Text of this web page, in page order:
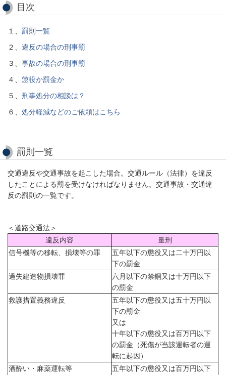
目次
１、 罰則一覧
２、 違反の場合の刑事罰
３、 事故の場合の刑事罰
４、 懲役か罰金か
５、 刑事処分の相談は？
６、 処分軽減などのご依頼はこちら
罰則一覧
交通違反や交通事故を起こした場合。交通ルール（法律）を違反
したことによる罰を受けなければなりません。交通事故・交通違
反の罰則の一覧です。
＜道路交通法＞
違反内容
量刑
信号機等の移転、損壊等の罪
五年以下の懲役又は二十万円以
下の罰金
過失建造物損壊罪
六月以下の禁錮又は十万円以下
の罰金
救護措置義務違反
五年以下の懲役又は五十万円以
下の罰金
又は
十年以下の懲役又は百万円以下
の罰金（死傷が当該運転者の運
転に起因）
酒酔い・麻薬運転等
五年以下の懲役又は百万円以下